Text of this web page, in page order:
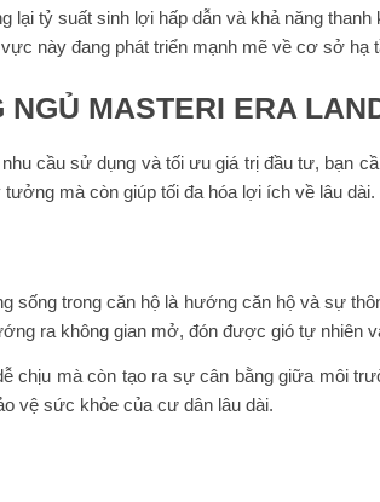
lại tỷ suất sinh lợi hấp dẫn và khả năng
này đang phát triển mạnh mẽ về cơ sở hạ
MASTERI ERA
cầu sử dụng và tối ưu giá trị đầu tư, bạn
mà còn giúp tối đa hóa lợi ích về lâu dài.
trong căn hộ là hướng căn hộ và sự
ra không gian mở, đón được gió tự nhiên
chịu mà còn tạo ra sự cân bằng giữa môi
vệ sức khỏe của cư dân lâu dài.